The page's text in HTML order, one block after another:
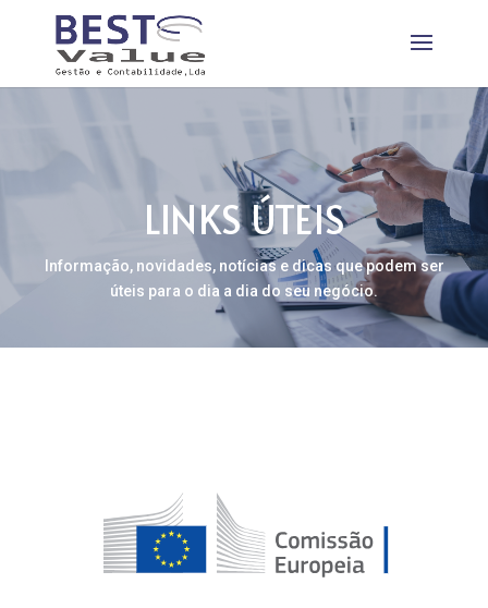
LINKS ÚTEIS
Informação, novidades, notícias e dicas que podem ser
úteis para o dia a dia do seu negócio.